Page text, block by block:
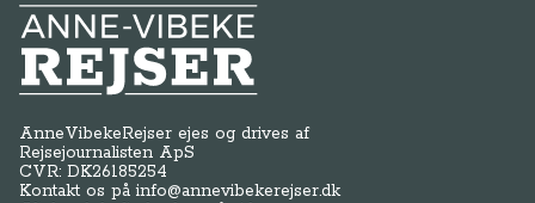
Anne-Vibeke Rejser
AnneVibekeRejser ejes og drives af
Rejsejournalisten ApS
CVR: DK26185254
Kontakt os påinfo@annevibekerejser.dk